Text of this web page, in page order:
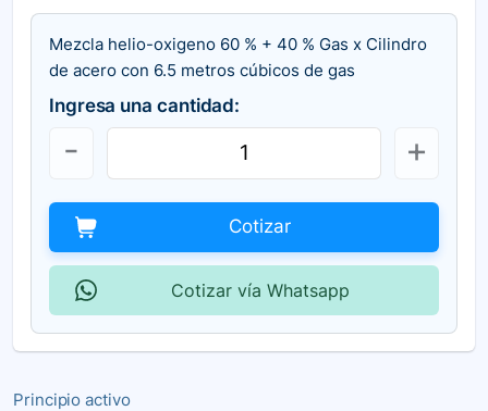
Principio activo
Mezcla helio-oxigeno 60 % + 40 % Gas x Cilindro
de acero con 6.5 metros cúbicos de gas
Ingresa una cantidad:
Cotizar
Cotizar vía Whatsapp